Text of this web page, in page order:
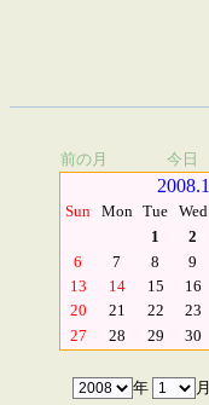
前の月 今日
2008.1
Sun Mon Tue Wed
1
2
6
7 8 9
13
14 15 16
20
21 22 23
27
28 29 30
年 月